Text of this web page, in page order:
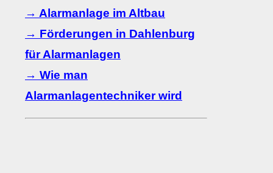
→ Alarmanlage im Altbau
→ Förderungen in Dahlenburg
für Alarmanlagen
→ Wie man
Alarmanlagentechniker wird